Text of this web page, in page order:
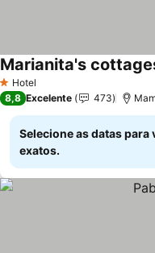
1 Estrelas
Hotel
Marianita's
8,8 Excelente 473
Selecione as datas para
exatos.